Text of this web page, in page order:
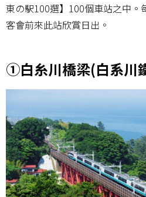
東の駅100選】100個車站之中。
客會前來此站欣賞日出。
①白糸川橋梁(白系川